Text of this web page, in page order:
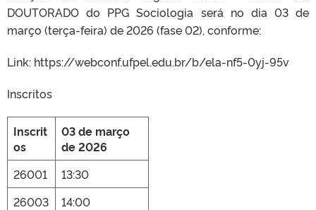
DOUTORADO do PPG Sociologia será no dia 03 de
março (terça-feira) de 2026 (fase 02), conforme:
Link: https://webconf.ufpel.edu.br/b/ela-nf5-0yj-95v
Inscritos
Inscrit
os
03 de março
de 2026
26001
13:30
26003
14:00